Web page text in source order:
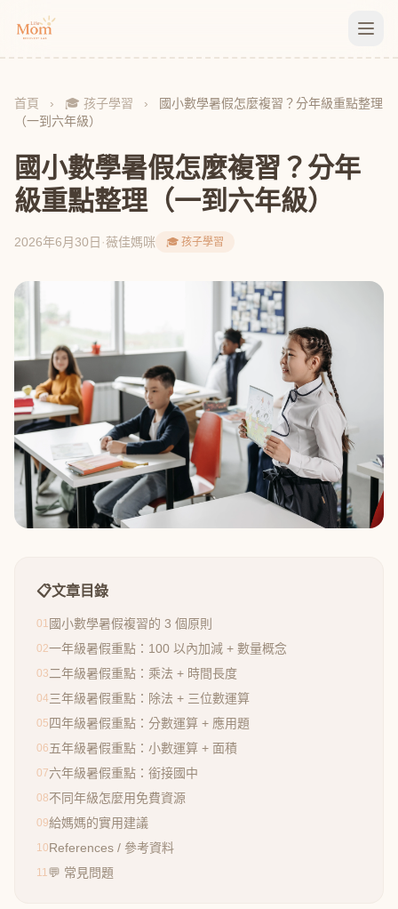
首頁 › 🎓 孩子學習 ›
國小數學暑假怎麼複習？分年級重點整理
（一到六年級）
國小數學暑假怎麼複習？分年
級重點整理（一到六年級）
2026年6月30日 ·薇佳媽咪 🎓 孩子學習
📋文章目錄
01 國小數學暑假複習的 3 個原則
02一年級暑假重點：100 以內加減 + 數量概念
03 二年級暑假重點：乘法 + 時間長度
04三年級暑假重點：除法 + 三位數運算
05 四年級暑假重點：分數運算 + 應用題
06五年級暑假重點：小數運算 + 面積
07六年級暑假重點：銜接國中
08不同年級怎麼用免費資源
09給媽媽的實用建議
10References / 參考資料
11 💬 常見問題